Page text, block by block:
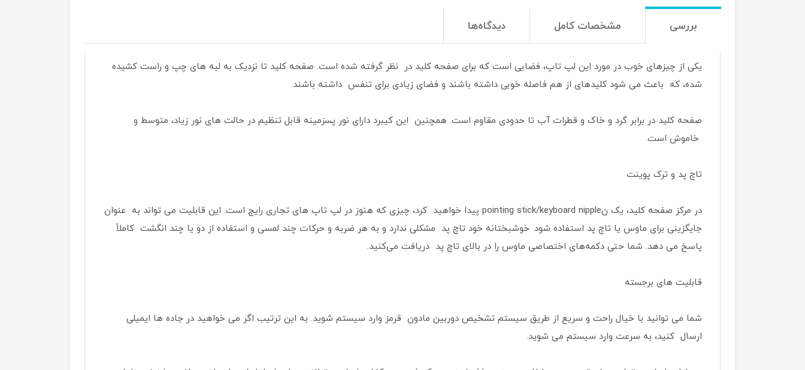
بررسی مشخصات کامل دیدگاه‌ها
یکی از چیزهای خوب در مورد این لپ تاپ، فضایی است که برای صفحه کلید در نظر گرفته شده است. صفحه کلید تا نزدیک به لبه های چپ و راست کشیده
شده، که باعث می شود کلیدهای از هم فاصله خوبی داشته باشند و فضای زیادی برای تنفس داشته باشند.
صفحه کلید در برابر گرد و خاک و قطرات آب تا حدودی مقاوم است. همچنین این کیبرد دارای نور پسزمینه قابل تنظیم در حالت های نور زیاد، متوسط و
خاموش است.
تاچ پد و ترک پوینت
در مرکز صفحه کلید، یک نpointing stick/keyboard nipple پیدا خواهید کرد، چیزی که هنوز در لپ تاپ های تجاری رایج است. این قابلیت می تواند به عنوان
جایگزینی برای ماوس یا تاچ پد استفاده شود. خوشبختانه خود تاچ پد مشکلی ندارد و به هر ضربه و حرکات چند لمسی و استفاده از دو یا چند انگشت کاملاً
پاسخ می دهد. شما حتی دکمه‌های اختصاصی ماوس را در بالای تاچ پد دریافت می‌کنید.
قابلیت های برجسته
شما می توانید با خیال راحت و سریع از طریق سیستم تشخیص دوربین مادون قرمز وارد سیستم شوید. به این ترتیب اگر می خواهید در جاده ها ایمیلی
ارسال کنید، به سرعت وارد سیستم می شوید.